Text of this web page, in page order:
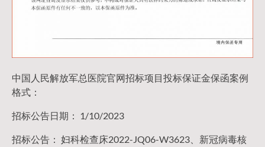
中国人民解放军总医院官网招标项目投标保证金保函案例
格式：
招标公告日期： 1/10/2023
招标公告： 妇科检查床2022-JQ06-W3623、新冠病毒核